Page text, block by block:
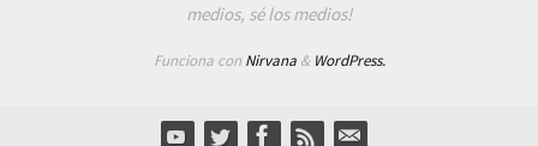
medios, sé los medios!
Funciona con Nirvana& WordPress.